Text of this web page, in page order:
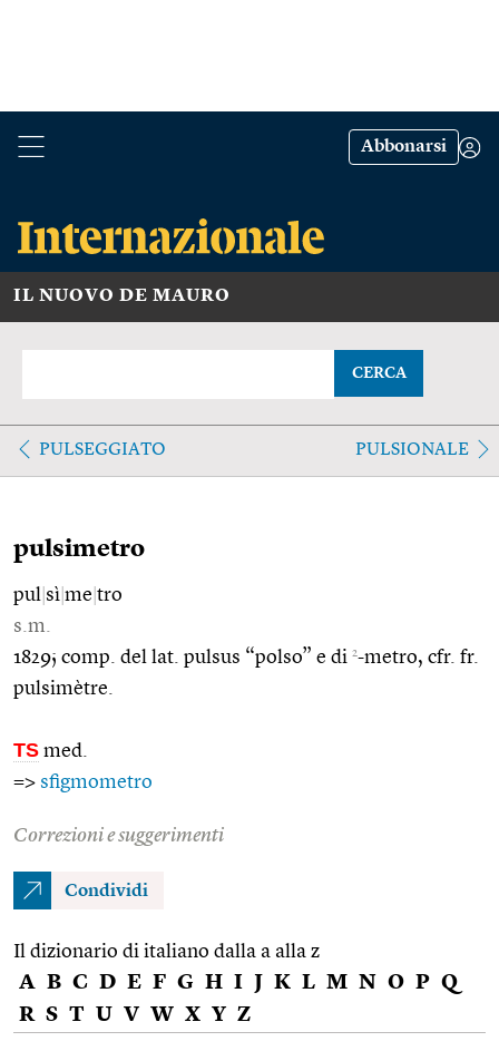
Abbonarsi
IL NUOVO DE MAURO
CERCA
PULSEGGIATO PULSIONALE
pulsimetro
pul sì me tro
s.m.
1829; comp. del lat. pulsus “polso” e di 2-metro, cfr. fr.
pulsimètre.
TS med.
=> sfigmometro
Correzioni e suggerimenti
Condividi
Il dizionario di italiano dalla a alla z
A B C D E F G H I J K L M N O P Q
R S T U V W X Y Z